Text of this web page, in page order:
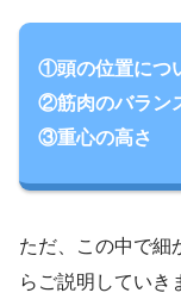
①頭の位置につ
②筋肉のバラン
③重心の高さ
ただ、この中で細
らご説明していき